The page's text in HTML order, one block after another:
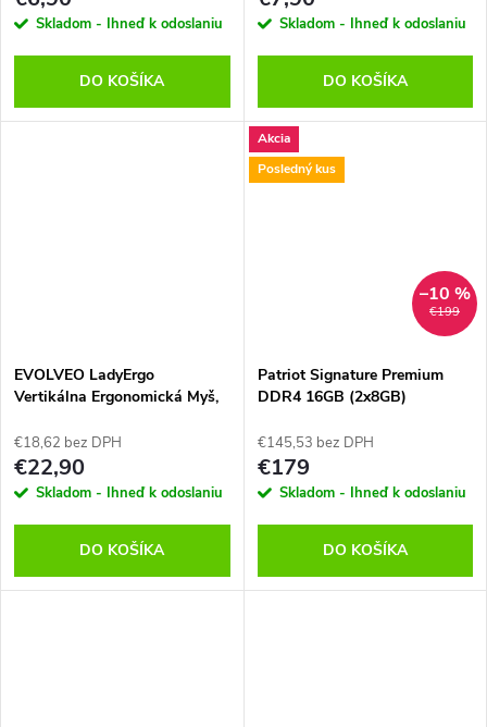
Skladom - Ihneď k odoslaniu
DO KOŠÍKA
Skladom - Ihneď k odoslaniu
DO KOŠÍKA
EVOLVEO LadyErgo
Vertikálna Ergonomická Myš,
€18,62 bez DPH
€22,90
Skladom - Ihneď k odoslaniu
DO KOŠÍKA
Akcia
Posledný kus
€199
–10 %
Patriot Signature Premium
DDR4 16GB (2x8GB)
€145,53 bez DPH
€179
Skladom - Ihneď k odoslaniu
DO KOŠÍKA